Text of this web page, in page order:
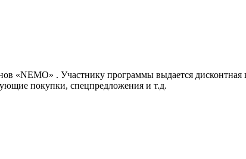
«NEMO» . Участнику программы выдается
покупки, спецпредложения и т.д.